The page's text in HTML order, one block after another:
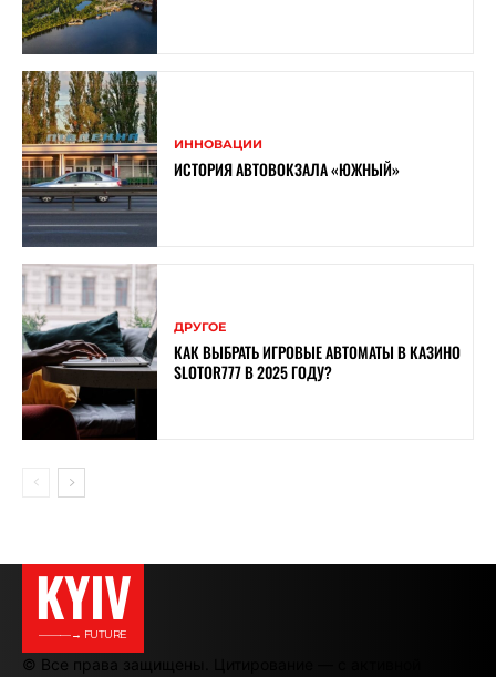
ИННОВАЦИИ
ИСТОРИЯ АВТОВОКЗАЛА «ЮЖНЫЙ»
ДРУГОЕ
КАК ВЫБРАТЬ ИГРОВЫЕ АВТОМАТЫ В КАЗИНО
SLOTOR777 В 2025 ГОДУ?
KYIV
———→ FUTURE
© Все права защищены. Цитирование — с активной